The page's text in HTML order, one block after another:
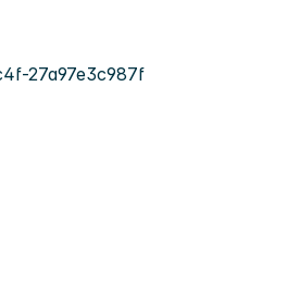
27a97e3c987f